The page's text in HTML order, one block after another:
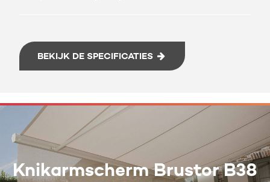
BEKIJK DE SPECIFICATIES
Knikarmscherm Brustor B38